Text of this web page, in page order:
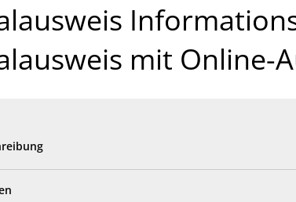
mit Online-